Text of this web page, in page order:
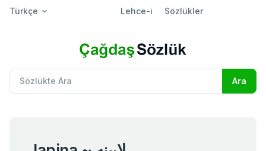
Türkçe Lehce-i Sözlükler